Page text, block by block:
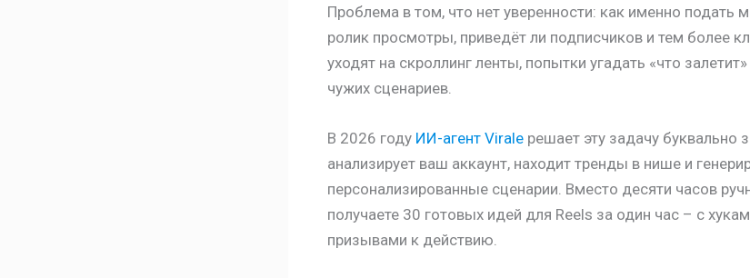
Проблема в том, что нет уверенности: как именно подать
ролик просмотры, приведёт ли подписчиков и тем более
уходят на скроллинг ленты, попытки угадать «что
чужих сценариев.
В 2026 году ИИ-агент Viraleрешает эту задачу буквально
анализирует ваш аккаунт, находит тренды в нише и
персонализированные сценарии. Вместо десяти часов
получаете 30 готовых идей для Reels за один час – с
призывами к действию.